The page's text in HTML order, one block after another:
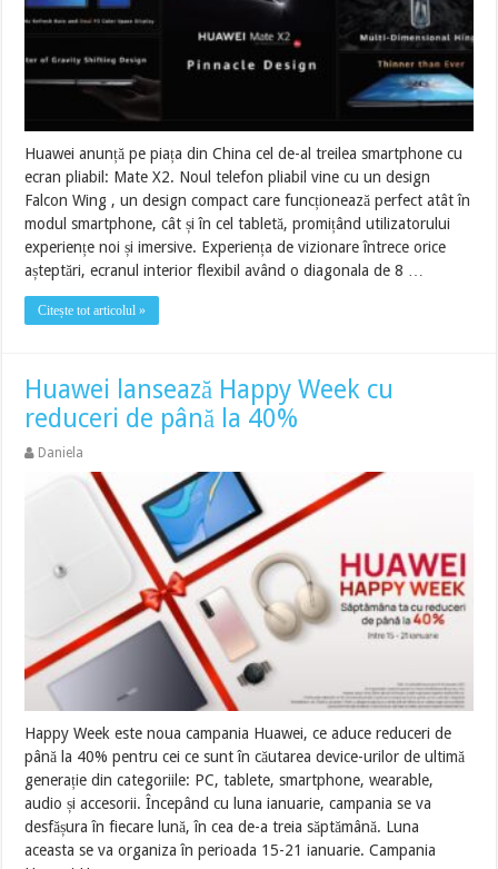
Huawei anunță pe piața din China cel de-al treilea smartphone cu
ecran pliabil: Mate X2. Noul telefon pliabil vine cu un design
Falcon Wing , un design compact care funcționează perfect atât în
modul smartphone, cât și în cel tabletă, promițând utilizatorului
experiențe noi și imersive. Experiența de vizionare întrece orice
așteptări, ecranul interior flexibil având o diagonala de 8 …
Citește tot articolul »
Huawei lansează Happy Week cu
reduceri de până la 40%
Daniela
Happy Week este noua campania Huawei, ce aduce reduceri de
până la 40% pentru cei ce sunt în căutarea device-urilor de ultimă
generație din categoriile: PC, tablete, smartphone, wearable,
audio și accesorii. Începând cu luna ianuarie, campania se va
desfășura în fiecare lună, în cea de-a treia săptămână. Luna
aceasta se va organiza în perioada 15-21 ianuarie. Campania